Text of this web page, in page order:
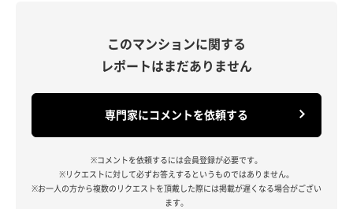
このマンションに関する
レポートはまだありません
専門家にコメントを依頼する
※コメントを依頼するには会員登録が必要です。
※リクエストに対して必ずお答えするというものではありません。
※お一人の方から複数のリクエストを頂戴した際には掲載が遅くなる場合がござい
ます。